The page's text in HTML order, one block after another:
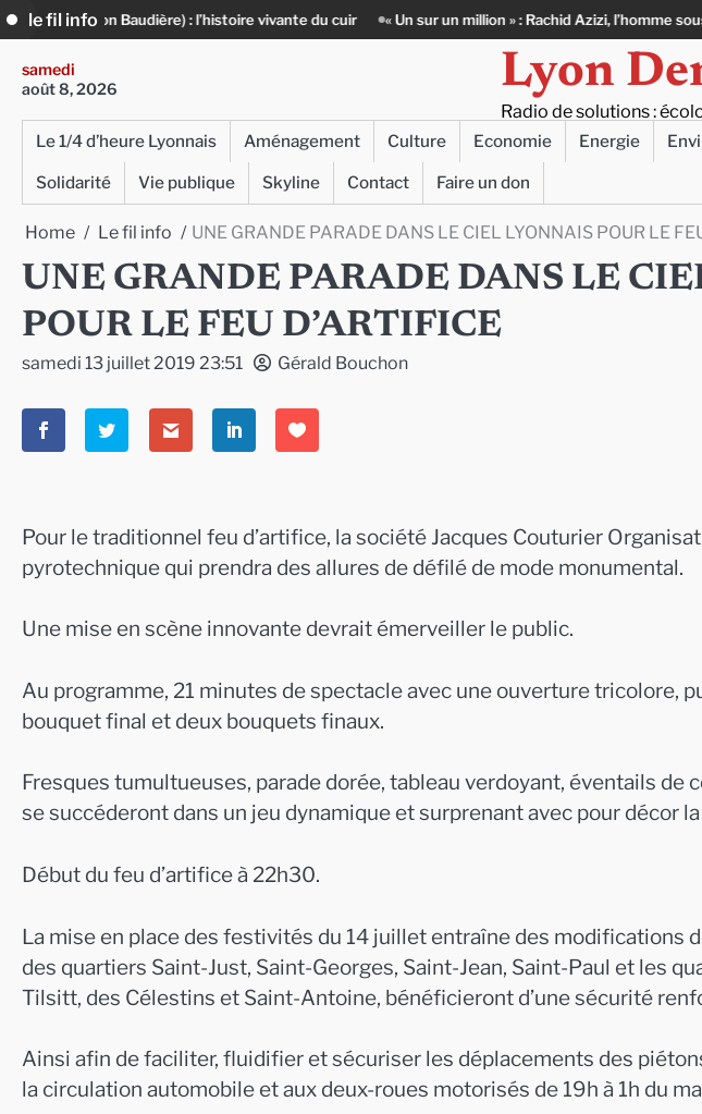
Skip
to
content
le fil info
Baudière) : l’histoire vivante du cuir « Un sur un million » : Rachid Azizi, l’homme sous l’uniforme de
samedi
août 8, 2026
Lyon
Radio de solutions :
Le 1/4 d’heure Lyonnais Aménagement Culture Economie Energie
Solidarité
Vie publique Skyline Contact Faire un don
Home Le fil info UNE GRANDE PARADE DANS LE CIEL LYONNAIS POUR LE
UNE GRANDE PARADE DANS LE
POUR LE FEU D’ARTIFICE
samedi 13 juillet 2019 23:51 Gérald Bouchon
Pour le traditionnel feu d’artifice, la société Jacques Couturier
pyrotechnique qui prendra des allures de défilé de mode monumental.
Une mise en scène innovante devrait émerveiller le public.
Au programme, 21 minutes de spectacle avec une ouverture tricolore,
bouquet final et deux bouquets finaux.
Fresques tumultueuses, parade dorée, tableau verdoyant, éventails de
se succéderont dans un jeu dynamique et surprenant avec pour décor
Début du feu d’artifice à 22h30.
La mise en place des festivités du 14 juillet entraîne des modifications
des quartiers Saint-Just, Saint-Georges, Saint-Jean, Saint-Paul et les
Tilsitt, des Célestins et Saint-Antoine, bénéficieront d’une sécurité
Ainsi afin de faciliter, fluidifier et sécuriser les déplacements des
la circulation automobile et aux deux-roues motorisés de 19h à 1h du